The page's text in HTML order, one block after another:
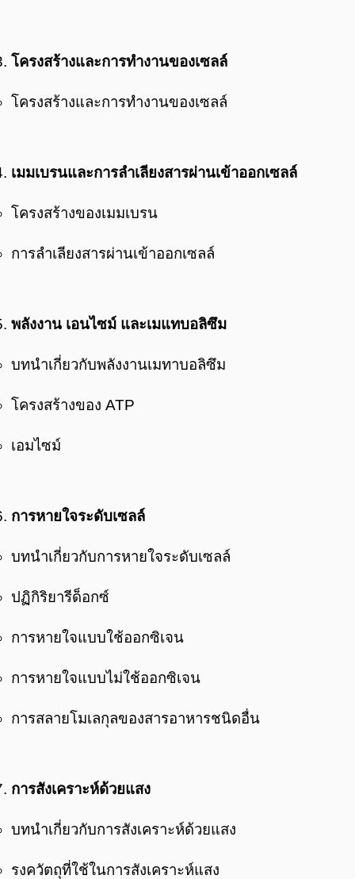
โครงสร้างและการทำงานของเซลล์
โครงสร้างและการทำงานของเซลล์
เมมเบรนและการลำเลียงสารผ่านเข้าออกเซลล์
โครงสร้างของเมมเบรน
การลำเลียงสารผ่านเข้าออกเซลล์
พลังงาน เอนไซม์ และเมแทบอลิซึม
บทนำเกี่ยวกับพลังงานเมทาบอลิซึม
โครงสร้างของ ATP
เอมไซม์
การหายใจระดับเซลล์
บทนำเกี่ยวกับการหายใจระดับเซลล์
ปฏิกิริยารีด็อกซ์
การหายใจแบบใช้ออกซิเจน
การหายใจแบบไม่ใช้ออกซิเจน
การสลายโมเลกุลของสารอาหารชนิดอื่น
การสังเคราะห์ด้วยแสง
บทนำเกี่ยวกับการสังเคราะห์ด้วยแสง
รงควัตถุที่ใช้ในการสังเคราะห์แสง